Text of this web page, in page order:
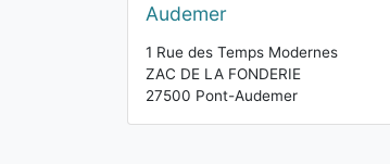
Audemer
1 Rue des Temps Modernes
ZAC DE LA FONDERIE
27500 Pont-Audemer